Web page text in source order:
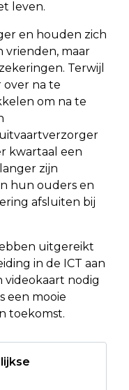
leven.
en houden zich
vrienden, maar
Terwijl
over na te
om na te
kwartaal een
zijn
hun ouders en
afsluiten bij
uitgereikt
in de ICT aan
videokaart nodig
een mooie
toekomst.